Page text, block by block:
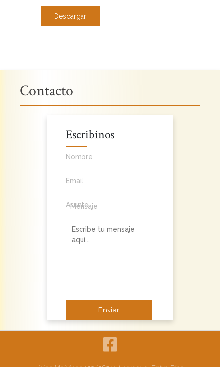
Descargar
Contacto
Escribinos
Nombre
Email
Asunto
No soy un robot.
Mensaje